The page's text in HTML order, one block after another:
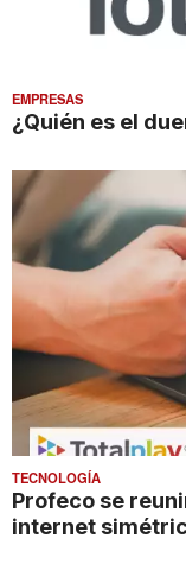
EMPRESAS
¿Quién es el
TECNOLOGÍA
Profeco se
internet